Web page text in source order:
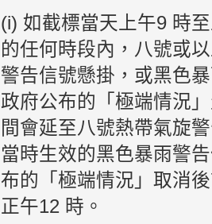
(i) 如截標當天上午9 時
的任何時段內，八號或
警告信號懸掛，或黑色
政府公布的「極端情況
間會延至八號熱帶氣旋
當時生效的黑色暴雨警
布的「極端情況」取消
正午12 時。